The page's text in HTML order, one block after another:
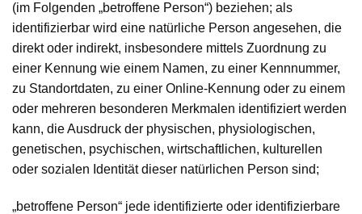
(im Folgenden „betroffene Person“) beziehen; als
identifizierbar wird eine natürliche Person angesehen, die
direkt oder indirekt, insbesondere mittels Zuordnung zu
einer Kennung wie einem Namen, zu einer Kennnummer,
zu Standortdaten, zu einer Online-Kennung oder zu einem
oder mehreren besonderen Merkmalen identifiziert werden
kann, die Ausdruck der physischen, physiologischen,
genetischen, psychischen, wirtschaftlichen, kulturellen
oder sozialen Identität dieser natürlichen Person sind;
„betroffene Person“ jede identifizierte oder identifizierbare